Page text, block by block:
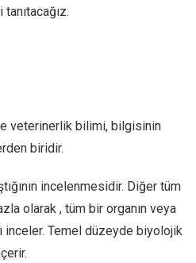
veterinerlik bilimi, bilgisinin
biridir.
incelenmesidir. Diğer tüm
olarak , tüm bir organın veya
inceler. Temel düzeyde biyolojik